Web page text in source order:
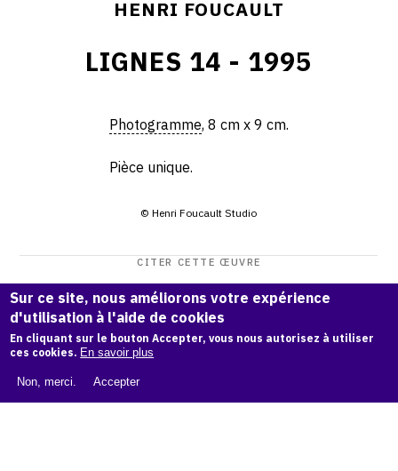
HENRI FOUCAULT
LIGNES 14 - 1995
Photogramme, 8 cm x 9 cm.
Pièce unique.
© Henri Foucault Studio
CITER CETTE ŒUVRE
Henri Foucault,Lignes 14 - 1995.
Catalogue raisonné Henri Foucault
, OAM.
k3
Sur ce site, nous améliorons votre expérience
d'utilisation à l'aide de cookies
En cliquant sur le bouton Accepter, vous nous autorisez à utiliser
ces cookies. En savoir plus
Non, merci. Accepter